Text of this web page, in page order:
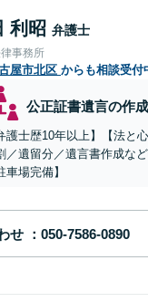
利昭 弁護士
事務所
屋市北区 からも相談受付
公正証書遺言の作成
護士歴10年以上】【法
／遺留分／遺言書作成な
車場完備】
せ